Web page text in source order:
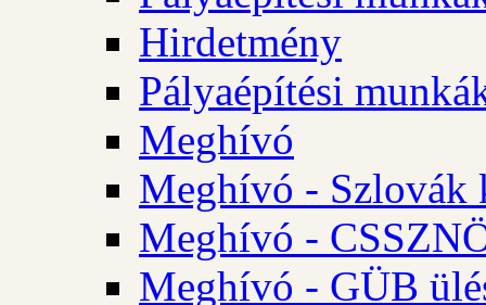
Hirdetmény
Pályaépítési
Meghívó
Meghívó - Szlovák
Meghívó -
Meghívó - GÜB